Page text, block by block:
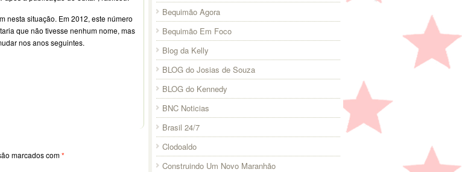
nesta situação. Em 2012, este número
que não tivesse nenhum nome, mas
nos anos seguintes.
marcados com*
Bequimão Agora
Bequimão Em Foco
Blog da Kelly
BLOG do Josias de Souza
BLOG do Kennedy
BNC Noticias
Brasil 24/7
Clodoaldo
Construindo Um Novo Maranhão